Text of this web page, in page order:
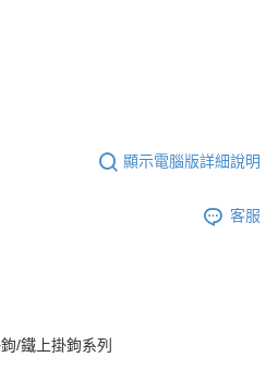
顯示電腦版詳細說明
客服
/鐵上掛鉤系列